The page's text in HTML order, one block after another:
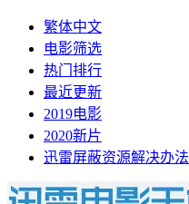
繁体中文
电影筛选
热门排行
最近更新
2019电影
2020新片
迅雷屏蔽资源解决办法